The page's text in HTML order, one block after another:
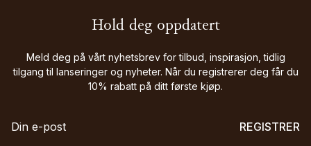
Hold deg oppdatert
Meld deg på vårt nyhetsbrev for tilbud, inspirasjon, tidlig
tilgang til lanseringer og nyheter. Når du registrerer deg får du
10% rabatt på ditt første kjøp.
REGISTRER